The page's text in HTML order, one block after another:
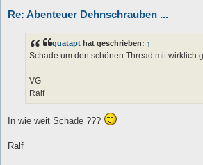
Re: Abenteuer Dehnschrauben ...
guatapt hat geschrieben: ↑
Schade um den schönen Thread mit wirklich
VG
Ralf
In wie weit Schade ???
Ralf